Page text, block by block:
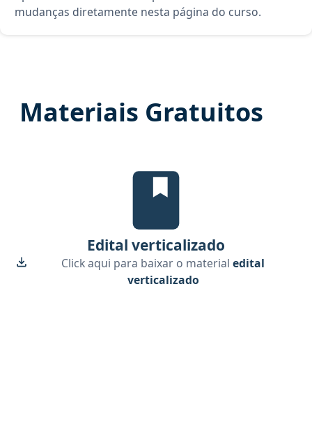
mudanças diretamente nesta página do curso.
Materiais Gratuitos
Edital Verticalizado, material
Edital verticalizado
Click aqui para baixar o materialedital
verticalizado